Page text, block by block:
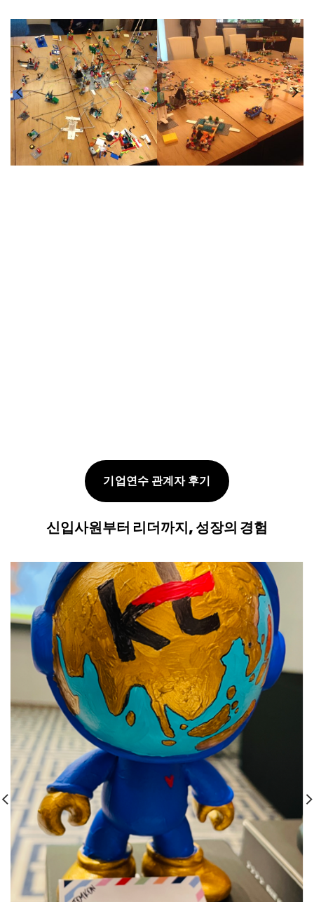
기업연수 관계자 후기
신입사원부터 리더까지, 성장의 경험